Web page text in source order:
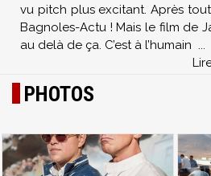
vu pitch plus excitant. Après
Bagnoles-Actu ! Mais le film de
au delà de ça. C’est à l’humain ...
PHOTOS